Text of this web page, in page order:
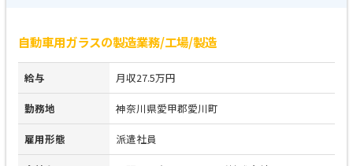
自動車用ガラスの製造業務/工場/製造
給与 月収27.5万円
勤務地 神奈川県愛甲郡愛川町
雇用形態 派遣社員